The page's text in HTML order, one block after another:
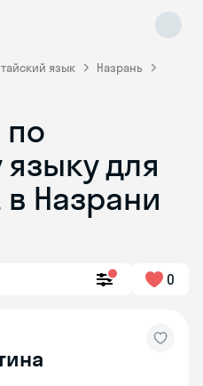
язык
Назрань
по
для
в Назрани
0